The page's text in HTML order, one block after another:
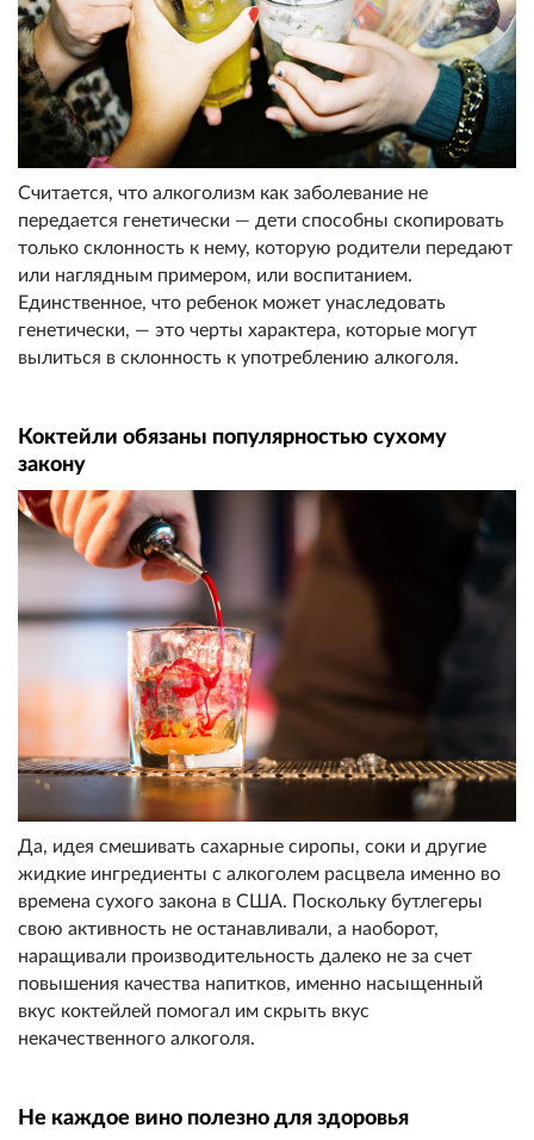
Считается, что алкоголизм как заболевание не
передается генетически — дети способны скопировать
только склонность к нему, которую родители передают
или наглядным примером, или воспитанием.
Единственное, что ребенок может унаследовать
генетически, — это черты характера, которые могут
вылиться в склонность к употреблению алкоголя.
Коктейли обязаны популярностью сухому
закону
Да, идея смешивать сахарные сиропы, соки и другие
жидкие ингредиенты с алкоголем расцвела именно во
времена сухого закона в США. Поскольку бутлегеры
свою активность не останавливали, а наоборот,
наращивали производительность далеко не за счет
повышения качества напитков, именно насыщенный
вкус коктейлей помогал им скрыть вкус
некачественного алкоголя.
Не каждое вино полезно для здоровья